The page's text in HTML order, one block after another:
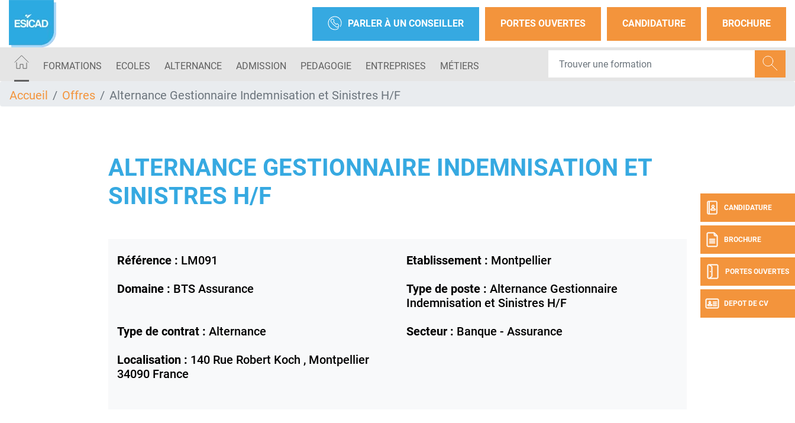
contenu
PARLER À UN CONSEILLER PORTES OUVERTES CANDIDATURE BROCHURE
FORMATIONS ECOLES ALTERNANCE ADMISSION PEDAGOGIE ENTREPRISES MÉTIERS
CANDIDATURE
BROCHURE
PORTES OUVERTES
DEPOT DE CV
Accueil Offres Alternance Gestionnaire Indemnisation et Sinistres H/F
ALTERNANCE GESTIONNAIRE INDEMNISATION ET
SINISTRES H/F
Référence : LM091 Etablissement : Montpellier
Domaine : BTS Assurance Type de poste : Alternance Gestionnaire
Indemnisation et Sinistres H/F
Type de contrat : Alternance Secteur : Banque - Assurance
Localisation : 140 Rue Robert Koch , Montpellier
34090 France